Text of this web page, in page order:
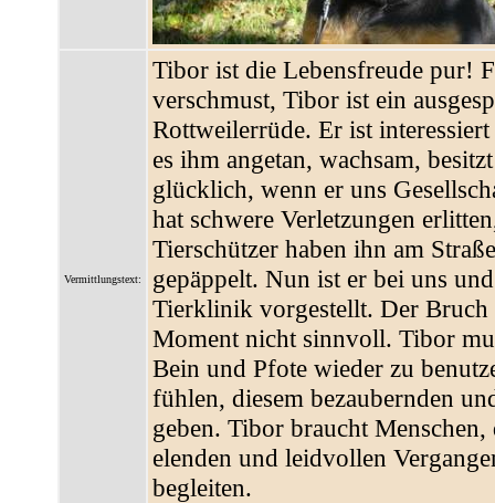
Vermittlungstext:
Tibor ist die Lebensfreude pur!
verschmust, Tibor ist ein
Rottweilerrüde. Er ist
es ihm angetan, wachsam,
glücklich, wenn er uns
hat schwere Verletzungen
Tierschützer haben ihn am
gepäppelt. Nun ist er bei uns
Tierklinik vorgestellt. Der Bruch
Moment nicht sinnvoll. Tibor
Bein und Pfote wieder zu
fühlen, diesem bezaubernden
geben. Tibor braucht
elenden und leidvollen
begleiten.